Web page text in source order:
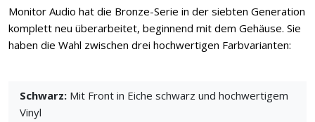
Monitor Audio hat die Bronze-Serie in der siebten Generation
komplett neu überarbeitet, beginnend mit dem Gehäuse. Sie
haben die Wahl zwischen drei hochwertigen Farbvarianten:
Schwarz: Mit Front in Eiche schwarz und hochwertigem
Vinyl